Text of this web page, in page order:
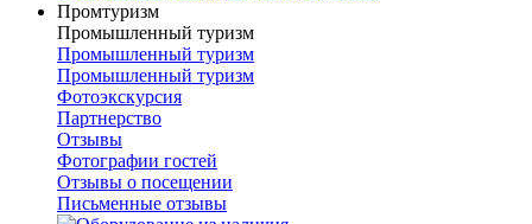
Промтуризм
Промышленный туризм
Промышленный туризм
Промышленный туризм
Фотоэкскурсия
Партнерство
Отзывы
Фотографии гостей
Отзывы о посещении
Письменные отзывы